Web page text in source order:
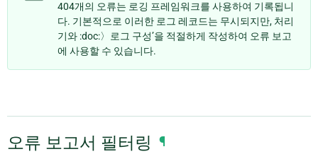
404개의 오류는 로깅 프레임워크를 사용하여 기록됩니
다. 기본적으로 이러한 로그 레코드는 무시되지만, 처리
기와 :doc:〉로그 구성’을 적절하게 작성하여 오류 보고
에 사용할 수 있습니다.
오류 보고서 필터링 ¶